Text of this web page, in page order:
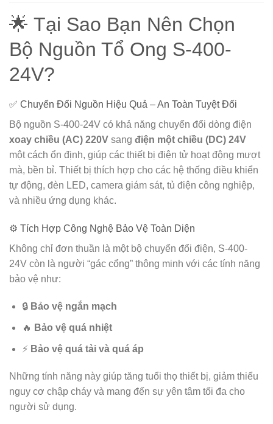
🌟 Tại Sao Bạn Nên Chọn
Bộ Nguồn Tổ Ong S-400-
24V?
✅ Chuyển Đổi Nguồn Hiệu Quả – An Toàn Tuyệt Đối
Bộ nguồn S-400-24V có khả năng chuyển đổi dòng điện
xoay chiều (AC) 220V sang điện một chiều (DC) 24V
một cách ổn định, giúp các thiết bị điện tử hoạt động mượt
mà, bền bỉ. Thiết bị thích hợp cho các hệ thống điều khiển
tự động, đèn LED, camera giám sát, tủ điện công nghiệp,
và nhiều ứng dụng khác.
⚙️ Tích Hợp Công Nghệ Bảo Vệ Toàn Diện
Không chỉ đơn thuần là một bộ chuyển đổi điện, S-400-
24V còn là người “gác cổng” thông minh với các tính năng
bảo vệ như:
🔒 Bảo vệ ngắn mạch
🔥 Bảo vệ quá nhiệt
⚡ Bảo vệ quá tải và quá áp
Những tính năng này giúp tăng tuổi thọ thiết bị, giảm thiểu
nguy cơ chập cháy và mang đến sự yên tâm tối đa cho
người sử dụng.